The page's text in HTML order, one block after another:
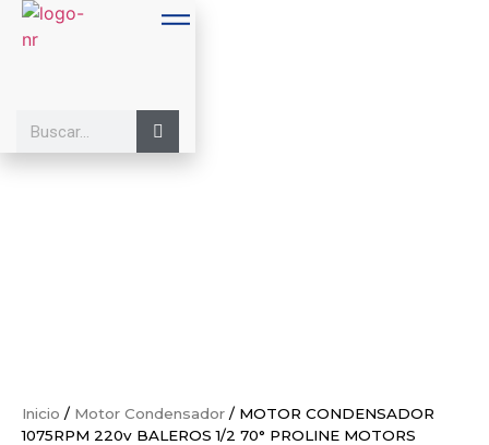
Inicio / Motor Condensador / MOTOR CONDENSADOR
1075RPM 220v BALEROS 1/2 70° PROLINE MOTORS